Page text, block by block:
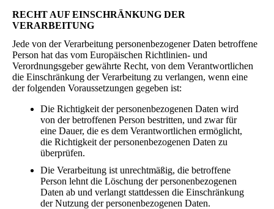
RECHT AUF EINSCHRÄNKUNG DER
VERARBEITUNG
Jede von der Verarbeitung personenbezogener Daten betroffene
Person hat das vom Europäischen Richtlinien- und
Verordnungsgeber gewährte Recht, von dem Verantwortlichen
die Einschränkung der Verarbeitung zu verlangen, wenn eine
der folgenden Voraussetzungen gegeben ist:
Die Richtigkeit der personenbezogenen Daten wird
von der betroffenen Person bestritten, und zwar für
eine Dauer, die es dem Verantwortlichen ermöglicht,
die Richtigkeit der personenbezogenen Daten zu
überprüfen.
Die Verarbeitung ist unrechtmäßig, die betroffene
Person lehnt die Löschung der personenbezogenen
Daten ab und verlangt stattdessen die Einschränkung
der Nutzung der personenbezogenen Daten.